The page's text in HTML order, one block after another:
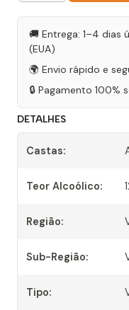
🚚 Entrega: 1–4 dias
(EUA)
🌍 Envio rápido e
🔒 Pagamento 100%
DETALHES
Castas:
Teor Alcoólico:
Região:
Sub-Região:
Tipo: